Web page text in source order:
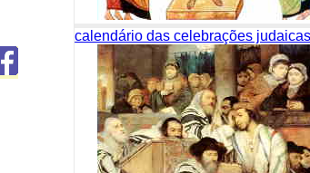
calendário das celebrações